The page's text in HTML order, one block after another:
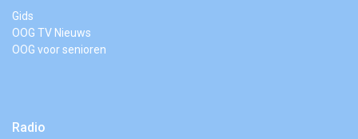
Gids
OOG TV Nieuws
OOG voor senioren
Radio